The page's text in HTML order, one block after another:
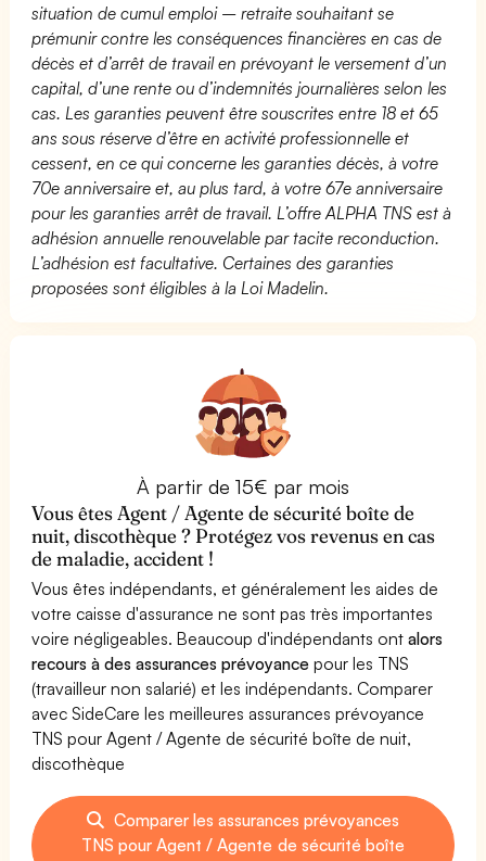
situation de cumul emploi – retraite souhaitant se
prémunir contre les conséquences financières en cas de
décès et d’arrêt de travail en prévoyant le versement d’un
capital, d’une rente ou d’indemnités journalières selon les
cas. Les garanties peuvent être souscrites entre 18 et 65
ans sous réserve d’être en activité professionnelle et
cessent, en ce qui concerne les garanties décès, à votre
70e anniversaire et, au plus tard, à votre 67e anniversaire
pour les garanties arrêt de travail. L’offre ALPHA TNS est à
adhésion annuelle renouvelable par tacite reconduction.
L’adhésion est facultative. Certaines des garanties
proposées sont éligibles à la Loi Madelin.
À partir de 15€ par mois
Vous êtes Agent / Agente de sécurité boîte de
nuit, discothèque ? Protégez vos revenus en cas
de maladie, accident !
Vous êtes indépendants, et généralement les aides de
votre caisse d'assurance ne sont pas très importantes
voire négligeables. Beaucoup d'indépendants ontalors
recours à des assurances prévoyance pour les TNS
(travailleur non salarié) et les indépendants. Comparer
avec SideCare les meilleures assurances prévoyance
TNS pour Agent / Agente de sécurité boîte de nuit,
discothèque
Comparer les assurances prévoyances
TNS pour Agent / Agente de sécurité boîte